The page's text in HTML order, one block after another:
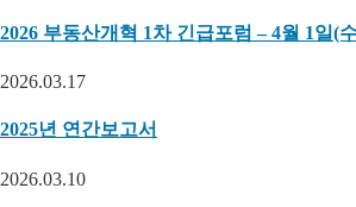
2026 부동산개혁 1차 긴급포럼 – 4월 1일(
2026.03.17
2025년 연간보고서
2026.03.10